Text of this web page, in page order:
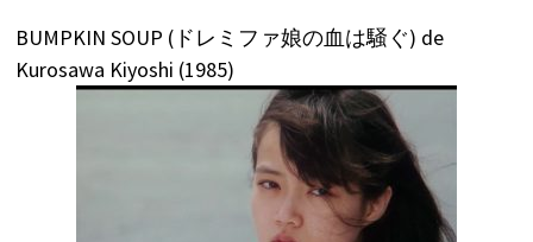
BUMPKIN SOUP (ドレミファ娘の血は騒ぐ) de
Kurosawa Kiyoshi (1985)